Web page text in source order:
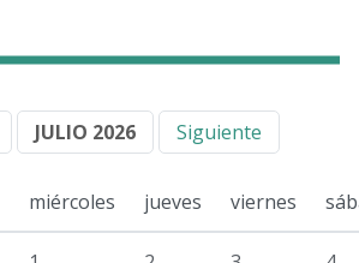
JULIO 2026 Siguiente
miércoles jueves viernes